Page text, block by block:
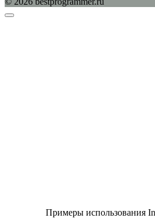
Примеры использования